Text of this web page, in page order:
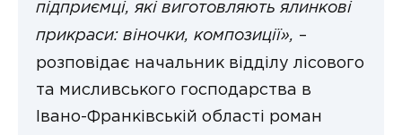
підприємці, які виготовляють ялинкові
прикраси: віночки, композиції», –
розповідає начальник відділу лісового
та мисливського господарства в
Івано-Франківській області роман